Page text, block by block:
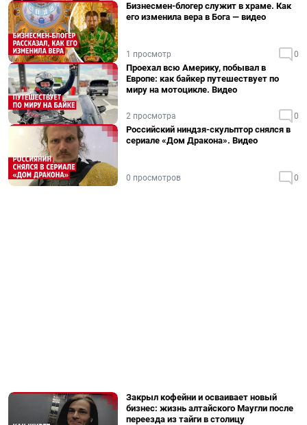
Бизнесмен-блогер служит в храме. Как
его изменила вера в Бога — видео
1 просмотр 0
Проехал всю Америку, побывал в
Европе: как байкер путешествует по
миру на мотоцикле. Видео
2 просмотра 0
Российский ниндзя-скульптор снялся в
сериале «Дом Дракона». Видео
0 просмотров 0
Закрыл кофейни и осваивает новый
бизнес: жизнь алтайского Маугли после
переезда из тайги в столицу